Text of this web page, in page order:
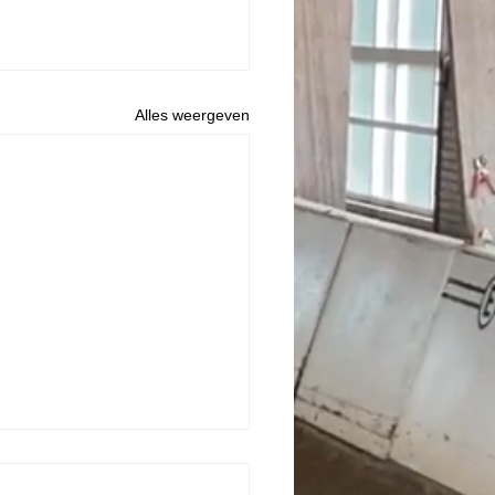
Alles weergeven